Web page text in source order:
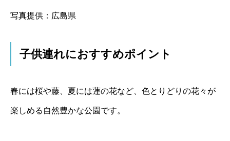
写真提供：広島県
子供連れにおすすめポイント
春には桜や藤、夏には蓮の花など、色とりどりの花々が
楽しめる自然豊かな公園です。